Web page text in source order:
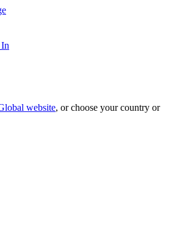
website, or choose your country or